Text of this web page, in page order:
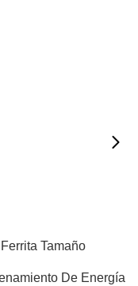
Tamaño
De Energía